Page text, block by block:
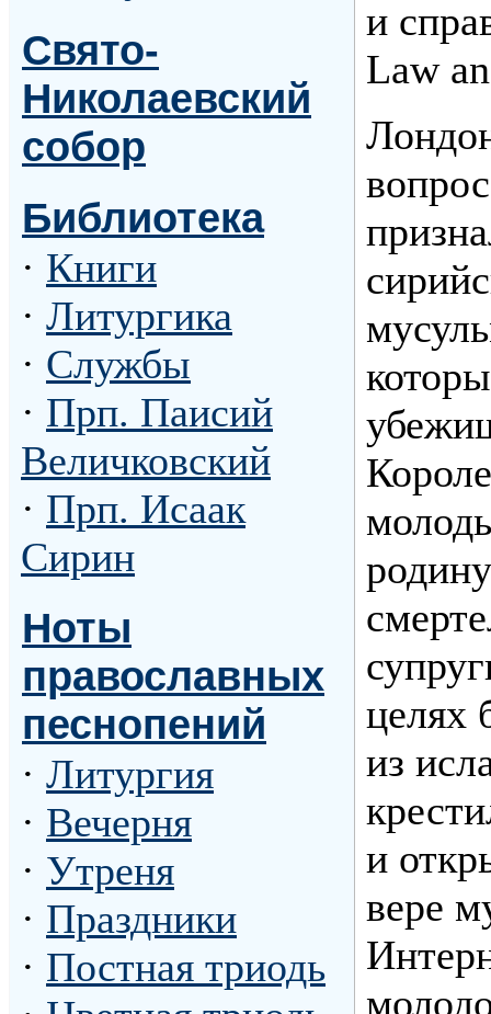
Свято-
Николаевский
собор
Библиотека
· Книги
· Литургика
· Службы
· Прп. Паисий
Величковский
· Прп. Исаак
Сирин
Ноты
православных
песнопений
· Литургия
· Вечерня
· Утреня
· Праздники
· Постная триодь
и
Law
целях
из
и
вере